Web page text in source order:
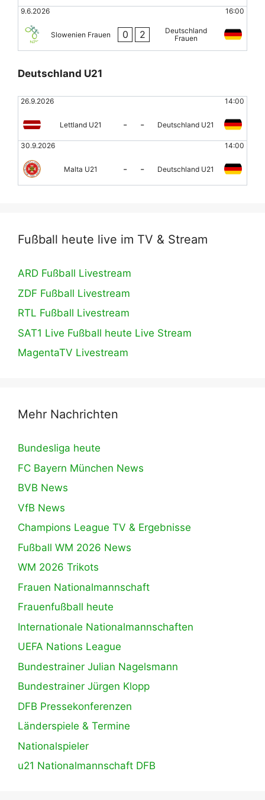
9.6.2026 16:00
Slowenien Frauen 0 2
Deutschland
Frauen
Deutschland U21
26.9.2026 14:00
Lettland U21 - - Deutschland U21
30.9.2026 14:00
Malta U21 - - Deutschland U21
Fußball heute live im TV & Stream
ARD Fußball Livestream
ZDF Fußball Livestream
RTL Fußball Livestream
SAT1 Live Fußball heute Live Stream
MagentaTV Livestream
Mehr Nachrichten
Bundesliga heute
FC Bayern München News
BVB News
VfB News
Champions League TV & Ergebnisse
Fußball WM 2026 News
WM 2026 Trikots
Frauen Nationalmannschaft
Frauenfußball heute
Internationale Nationalmannschaften
UEFA Nations League
Bundestrainer Julian Nagelsmann
Bundestrainer Jürgen Klopp
DFB Pressekonferenzen
Länderspiele & Termine
Nationalspieler
u21 Nationalmannschaft DFB